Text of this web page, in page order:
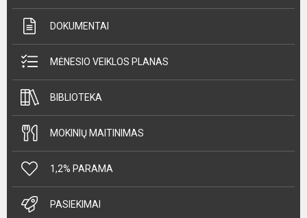
DOKUMENTAI
MĖNESIO VEIKLOS PLANAS
BIBLIOTEKA
MOKINIŲ MAITINIMAS
1,2% PARAMA
PASIEKIMAI